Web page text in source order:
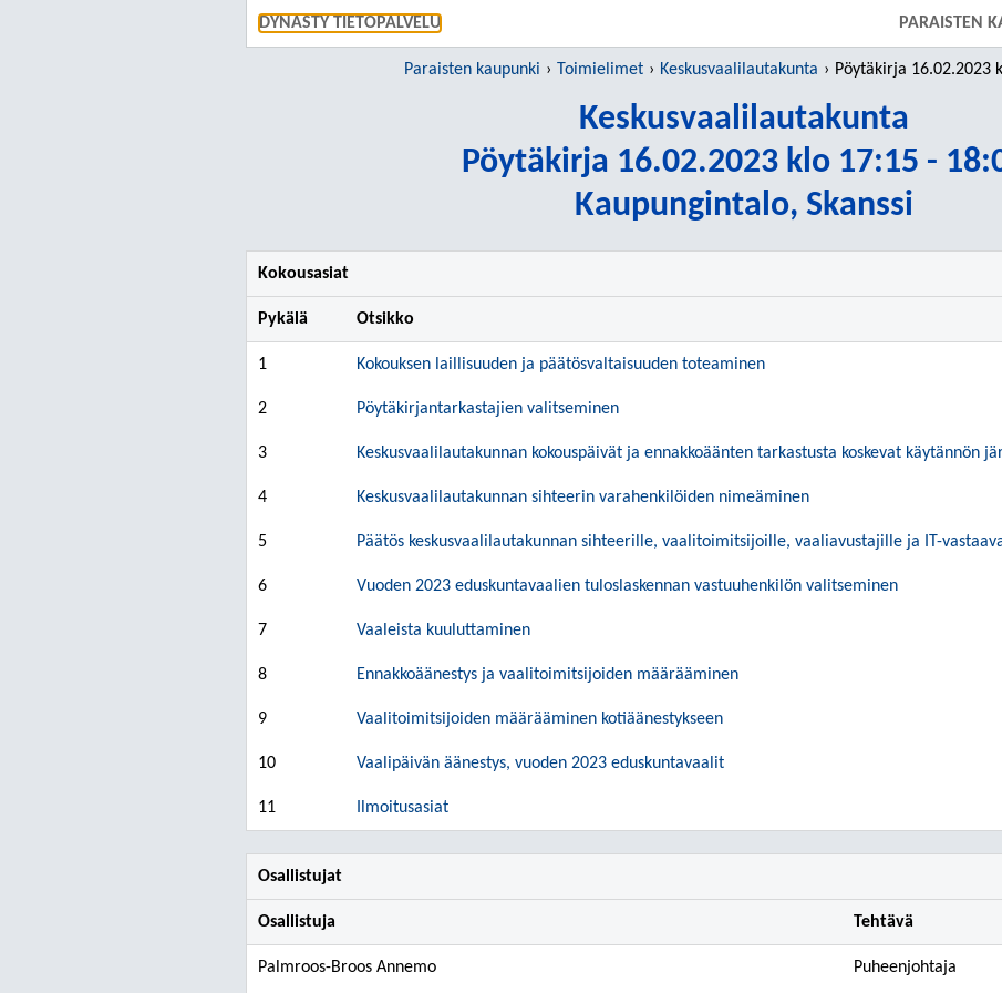
DYNASTY TIETOPALVELU PARAISTEN
Paraisten kaupunki Toimielimet Keskusvaalilautakunta Pöytäkirja 16.02.2023 klo
Keskusvaalilautakunta
Pöytäkirja 16.02.2023 klo 17:15 -
Kaupungintalo, Skanssi
Kokousasiat
Pykälä Otsikko
1 Kokouksen laillisuuden ja päätösvaltaisuuden toteaminen
2 Pöytäkirjantarkastajien valitseminen
3 Keskusvaalilautakunnan kokouspäivät ja ennakkoäänten tarkastusta koskevat käytännön
4 Keskusvaalilautakunnan sihteerin varahenkilöiden nimeäminen
5 Päätös keskusvaalilautakunnan sihteerille, vaalitoimitsijoille, vaaliavustajille ja IT-
6 Vuoden 2023 eduskuntavaalien tuloslaskennan vastuuhenkilön valitseminen
7 Vaaleista kuuluttaminen
8 Ennakkoäänestys ja vaalitoimitsijoiden määrääminen
9 Vaalitoimitsijoiden määrääminen kotiäänestykseen
10 Vaalipäivän äänestys, vuoden 2023 eduskuntavaalit
11 Ilmoitusasiat
Osallistujat
Osallistuja Tehtävä
Palmroos-Broos Annemo Puheenjohtaja